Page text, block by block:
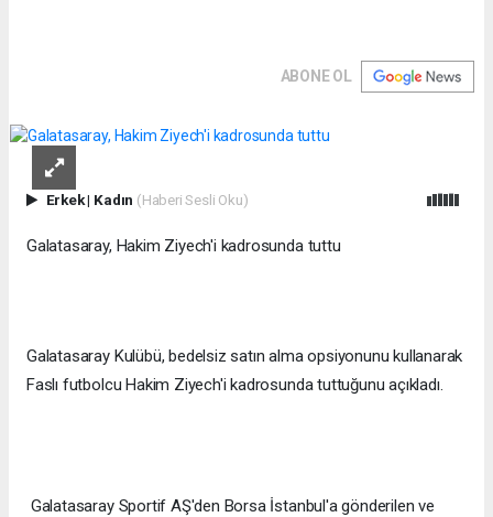
ABONE OL
Erkek| Kadın (Haberi Sesli Oku)
Galatasaray, Hakim Ziyech'i kadrosunda tuttu
Galatasaray Kulübü, bedelsiz satın alma opsiyonunu kullanarak
Faslı futbolcu Hakim Ziyech'i kadrosunda tuttuğunu açıkladı.
Galatasaray Sportif AŞ'den Borsa İstanbul'a gönderilen ve